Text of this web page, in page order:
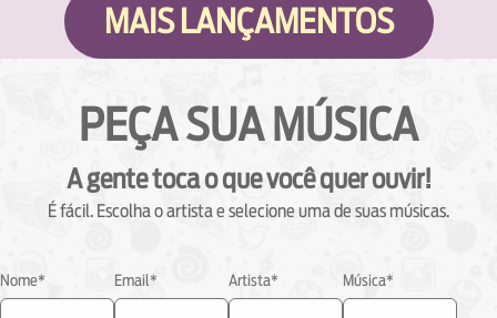
MAIS LANÇAMENTOS
PEÇA SUA MÚSICA
A gente toca o que você quer ouvir!
É fácil. Escolha o artista e selecione uma de suas músicas.
Nome* Email* Artista* Música*